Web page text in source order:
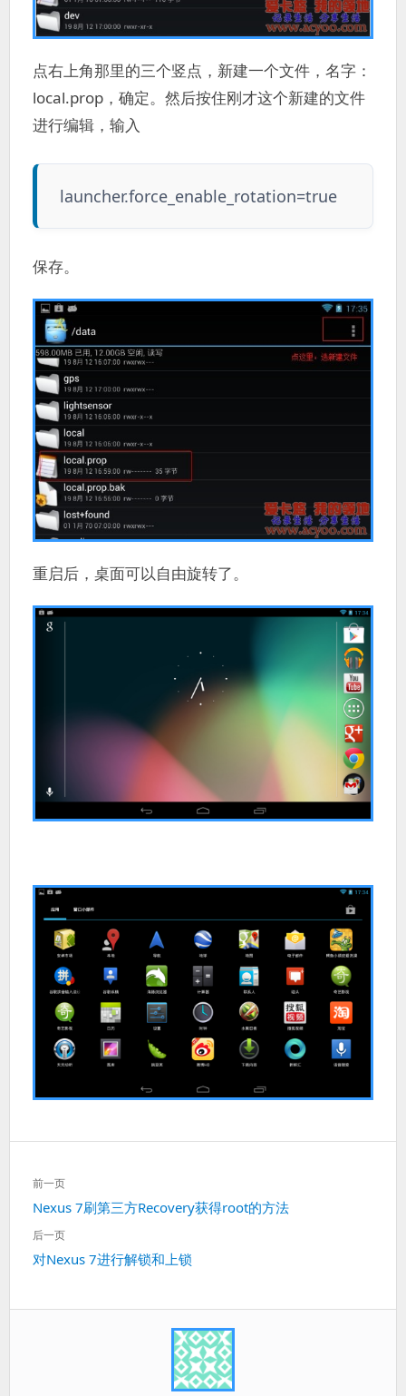
点右上角那里的三个竖点，新建一个文件，名字：
local.prop，确定。然后按住刚才这个新建的文件
进行编辑，输入
launcher.force_enable_rotation=true
保存。
重启后，桌面可以自由旋转了。
文
章
导
航
前一页
上
一
篇：
Nexus 7刷第三方Recovery获得root的方法
后一页
下
对Nexus 7进行解锁和上锁